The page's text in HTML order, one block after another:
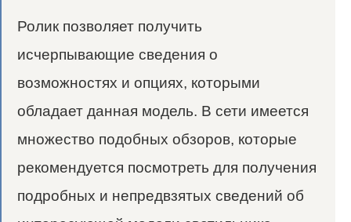
Ролик позволяет получить
исчерпывающие сведения о
возможностях и опциях, которыми
обладает данная модель. В сети имеется
множество подобных обзоров, которые
рекомендуется посмотреть для получения
подробных и непредвзятых сведений об